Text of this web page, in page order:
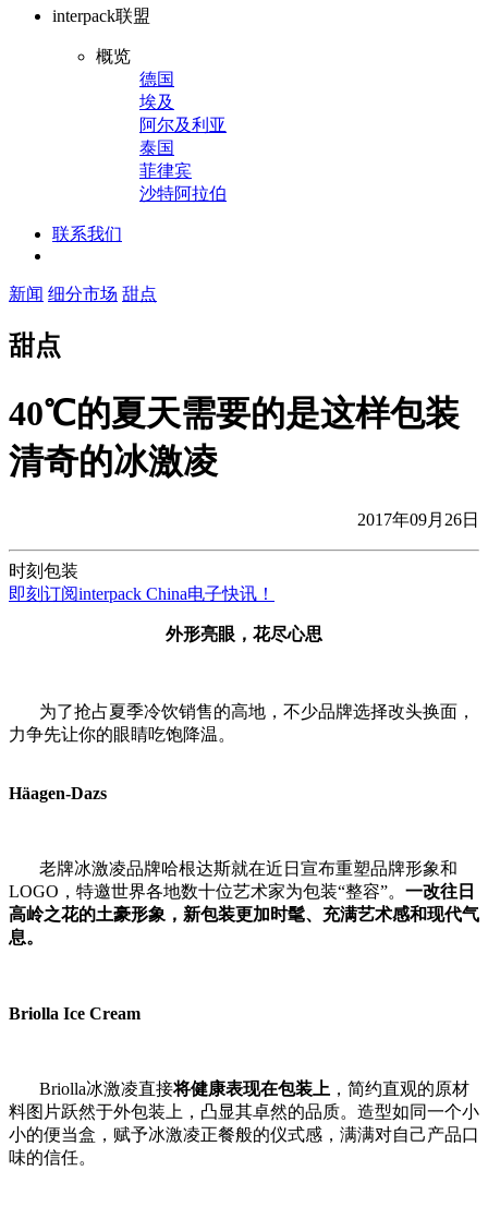
interpack联盟
概览
德国
埃及
阿尔及利亚
泰国
菲律宾
沙特阿拉伯
联系我们
新闻 细分市场 甜点
甜点
40℃的夏天需要的是这样包装
清奇的冰激凌
2017年09月26日
时刻包装
即刻订阅interpack China电子快讯！
外形亮眼，花尽心思
为了抢占夏季冷饮销售的高地，不少品牌选择改头换面，
力争先让你的眼睛吃饱降温。
Häagen-Dazs
老牌冰激凌品牌哈根达斯就在近日宣布重塑品牌形象和
LOGO，特邀世界各地数十位艺术家为包装“整容”。 一改往日
高岭之花的土豪形象，新包装更加时髦、充满艺术感和现代气
息。
Briolla Ice Cream
Briolla冰激凌直接将健康表现在包装上 ，简约直观的原材
料图片跃然于外包装上，凸显其卓然的品质。造型如同一个小
小的便当盒，赋予冰激凌正餐般的仪式感，满满对自己产品口
味的信任。